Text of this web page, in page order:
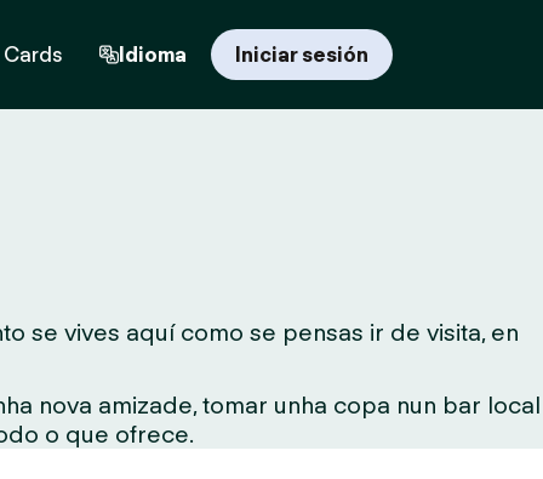
Idioma Iniciar sesión
se vives aquí como se pensas ir de visita, en
nova amizade, tomar unha copa nun bar local
o que ofrece.